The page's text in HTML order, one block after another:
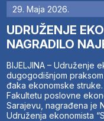
29. Maja 2026.
UDRUŽENJE
NAGRADILO
BIJELJINA – Udruženje
dugogodišnjom
đaka ekonomske
Fakultetu poslovne
Sarajevu, nagrađena je
Udruženja ekonomista